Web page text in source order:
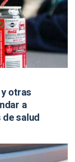
otras
a
salud